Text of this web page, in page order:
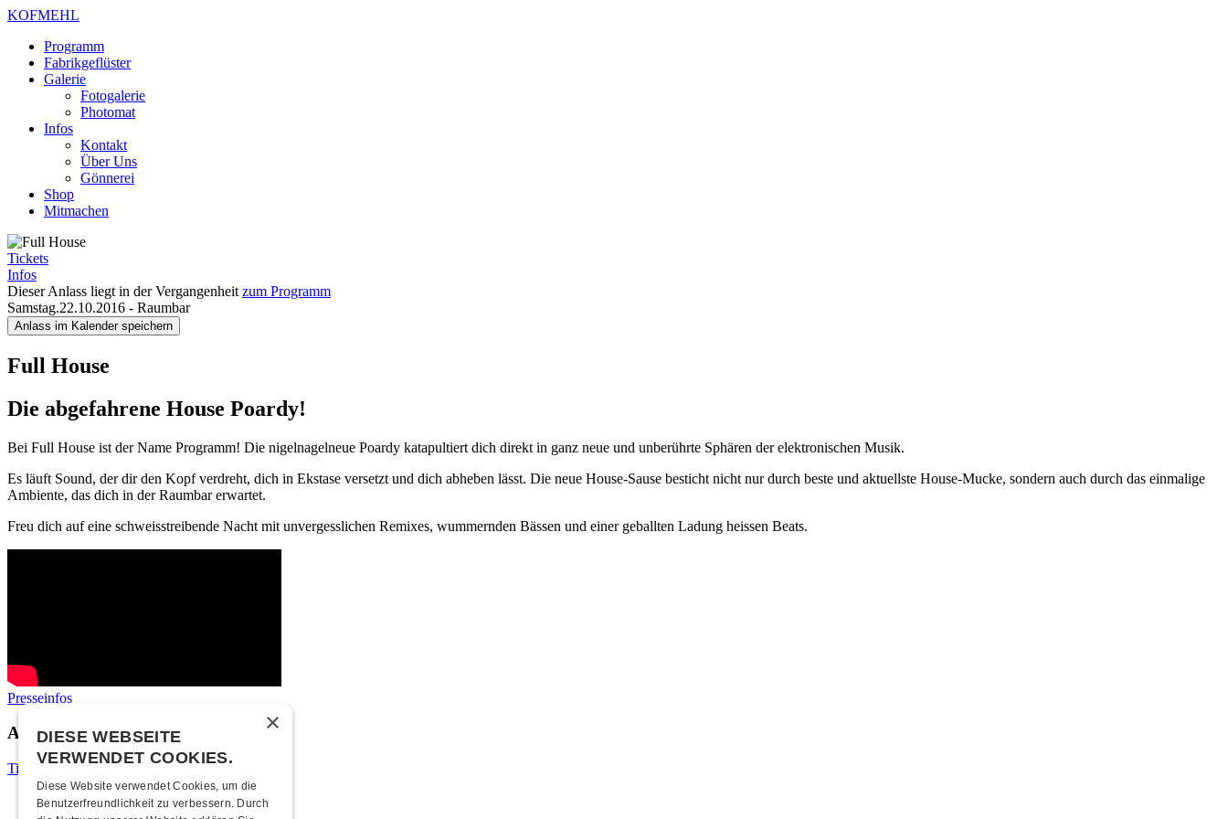
KOFMEHL
Programm
Fabrikgeflüster
Galerie
Fotogalerie
Photomat
Infos
Kontakt
Über Uns
Gönnerei
Shop
Mitmachen
Tickets
Infos
Dieser Anlass liegt in der Vergangenheit zum Programm
Samstag.22.10.2016 - Raumbar
Anlass im Kalender speichern
Full House
Die abgefahrene House Poardy!
Bei Full House ist der Name Programm! Die nigelnagelneue Poardy katapultiert dich direkt in ganz neue und unberührte Sphären der elektronischen Musik.
Es läuft Sound, der dir den Kopf verdreht, dich in Ekstase versetzt und dich abheben lässt. Die neue House-Sause besticht nicht nur durch beste und aktuellste House-Mucke, sondern auch durch das einmalige
Ambiente, das dich in der Raumbar erwartet.
Freu dich auf eine schweisstreibende Nacht mit unvergesslichen Remixes, wummernden Bässen und einer geballten Ladung heissen Beats.
Presseinfos
Anlassinformationen
Tickets
Ticketpreis
×
DIESE WEBSEITE
VERWENDET COOKIES.
Diese Website verwendet Cookies, um die
Benutzerfreundlichkeit zu verbessern. Durch